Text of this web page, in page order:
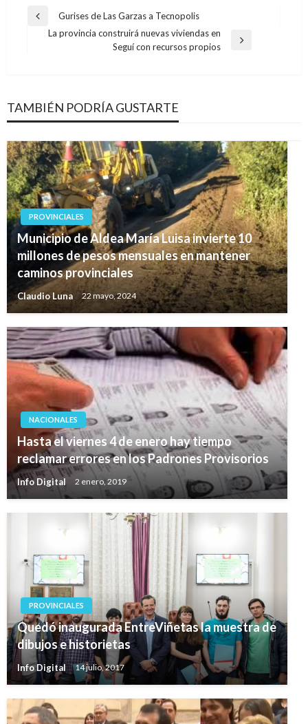
Navegación
Entrada
anterior
Gurises de Las Garzas a Tecnopolis
La provincia construirá nuevas viviendas en
Seguí con recursos propios
TAMBIÉN PODRÍA GUSTARTE
PROVINCIALES
Municipio de Aldea María Luisa invierte 10
millones de pesos mensuales en mantener
caminos provinciales
Claudio Luna 22 mayo, 2024
NACIONALES
Hasta el viernes 4 de enero hay tiempo
reclamar errores en los Padrones Provisorios
Info Digital 2 enero, 2019
PROVINCIALES
Quedó inaugurada EntreViñetas la muestra de
dibujos e historietas
Info Digital 14 julio, 2017